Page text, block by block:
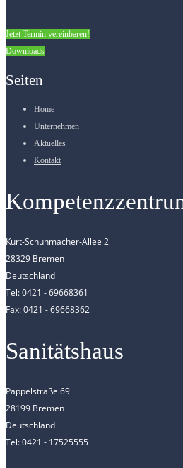
Jetzt Termin vereinbaren!
Downloads
Seiten
Home
Unternehmen
Aktuelles
Kontakt
Kurt-Schuhmacher-Allee 2
28329 Bremen
Deutschland
Tel: 0421 - 69668361
Fax: 0421 - 69668362
Sanitätshaus
Pappelstraße 69
28199 Bremen
Deutschland
Tel: 0421 - 17525555